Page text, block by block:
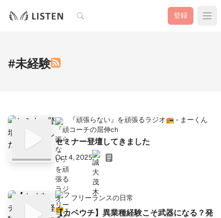
検索 登録
#未経験
『頑張らない』を頑張るラジオ📻 - まーくん
コーチの屈伸ch
セミナー登壇してきました
Oct 4, 2025
フリーランスの日常
【カベウチ】異業種経験こそ武器になる？発